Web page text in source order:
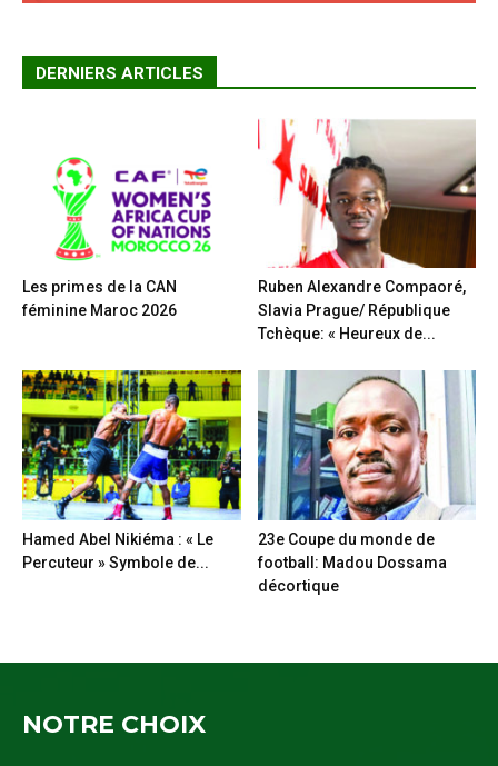
DERNIERS ARTICLES
Les primes de la CAN
féminine Maroc 2026
Ruben Alexandre Compaoré,
Slavia Prague/ République
Tchèque: « Heureux de...
Hamed Abel Nikiéma : « Le
Percuteur » Symbole de...
23e Coupe du monde de
football: Madou Dossama
décortique
NOTRE CHOIX